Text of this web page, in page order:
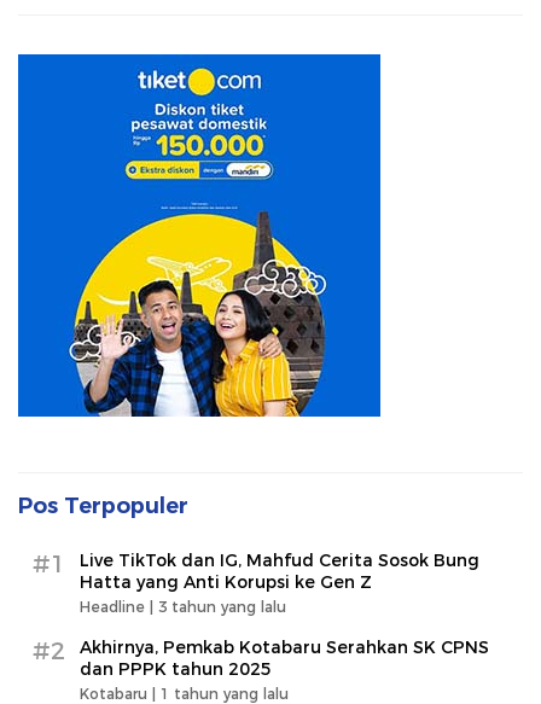
Pos Terpopuler
#1
Live TikTok dan IG, Mahfud Cerita Sosok Bung
Hatta yang Anti Korupsi ke Gen Z
Headline | 3 tahun yang lalu
#2
Akhirnya, Pemkab Kotabaru Serahkan SK CPNS
dan PPPK tahun 2025
Kotabaru | 1 tahun yang lalu